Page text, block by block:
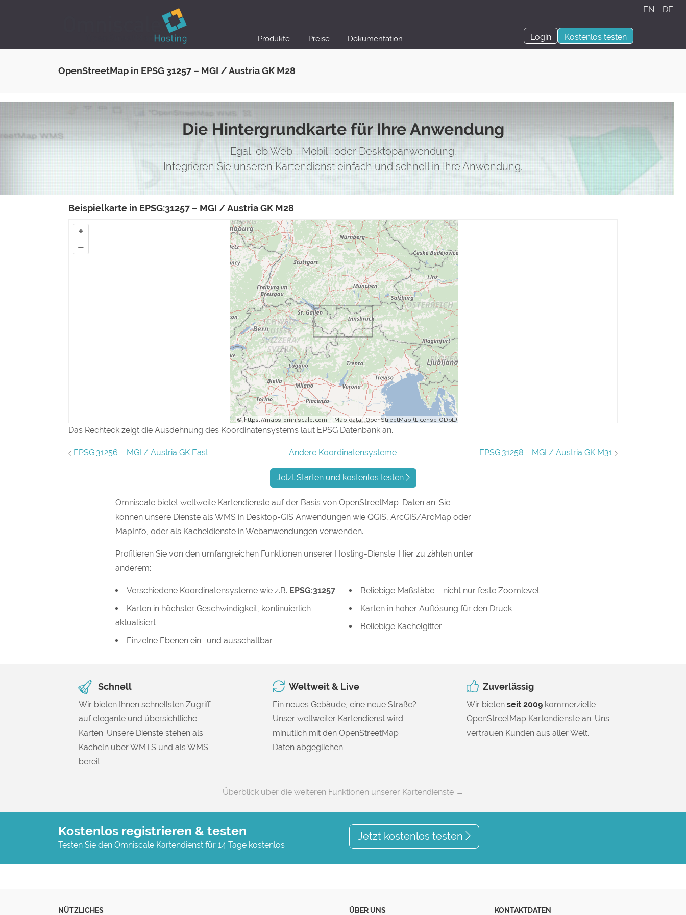
EN · DE
Produkte Preise Dokumentation Login Kostenlos testen
OpenStreetMap in EPSG 31257 – MGI / Austria GK M28
Die Hintergrundkarte für Ihre Anwendung
Egal, ob Web-, Mobil- oder Desktopanwendung.
Integrieren Sie unseren Kartendienst einfach und schnell in Ihre Anwendung.
Beispielkarte in EPSG:31257 – MGI / Austria GK M28
+
–
Das Rechteck zeigt die Ausdehnung des Koordinatensystems laut EPSG Datenbank an.
EPSG:31256 – MGI / Austria GK East Andere Koordinatensysteme EPSG:31258 – MGI / Austria GK M31
Jetzt Starten und kostenlos testen
Omniscale bietet weltweite Kartendienste auf der Basis von OpenStreetMap-Daten an. Sie
können unsere Dienste als WMS in Desktop-GIS Anwendungen wie QGIS, ArcGIS/ArcMap oder
MapInfo, oder als Kacheldienste in Webanwendungen verwenden.
Profitieren Sie von den umfangreichen Funktionen unserer Hosting-Dienste. Hier zu zählen unter
anderem:
Verschiedene Koordinatensysteme wie z.B. EPSG:31257
Karten in höchster Geschwindigkeit, kontinuierlich
aktualisiert
Einzelne Ebenen ein- und ausschaltbar
Beliebige Maßstäbe – nicht nur feste Zoomlevel
Karten in hoher Auflösung für den Druck
Beliebige Kachelgitter
Schnell
Wir bieten Ihnen schnellsten Zugriff
auf elegante und übersichtliche
Karten. Unsere Dienste stehen als
Kacheln über WMTS und als WMS
bereit.
Weltweit & Live
Ein neues Gebäude, eine neue Straße?
Unser weltweiter Kartendienst wird
minütlich mit den OpenStreetMap
Daten abgeglichen.
Zuverlässig
Wir bieten seit 2009 kommerzielle
OpenStreetMap Kartendienste an. Uns
vertrauen Kunden aus aller Welt.
Überblick über die weiteren Funktionen unserer Kartendienste →
Kostenlos registrieren & testen
Testen Sie den Omniscale Kartendienst für 14 Tage kostenlos
Jetzt kostenlos testen
NÜTZLICHES ÜBER UNS KONTAKTDATEN